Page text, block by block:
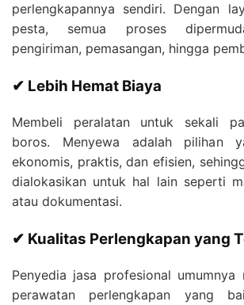
perlengkapannya sendiri. Dengan
pesta, semua proses
pengiriman, pemasangan, hingga
✔ Lebih Hemat Biaya
Membeli peralatan untuk sekali
boros. Menyewa adalah pilihan
ekonomis, praktis, dan efisien,
dialokasikan untuk hal lain seperti
atau dokumentasi.
✔ Kualitas Perlengkapan yang
Penyedia jasa profesional umumnya
perawatan perlengkapan yang